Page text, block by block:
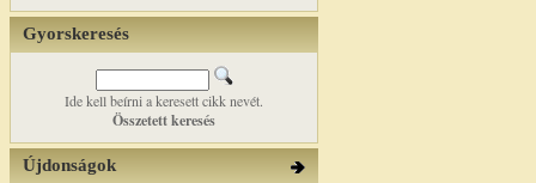
Gyorskeresés
Ide kell beírni a keresett cikk nevét.
Összetett keresés
Újdonságok